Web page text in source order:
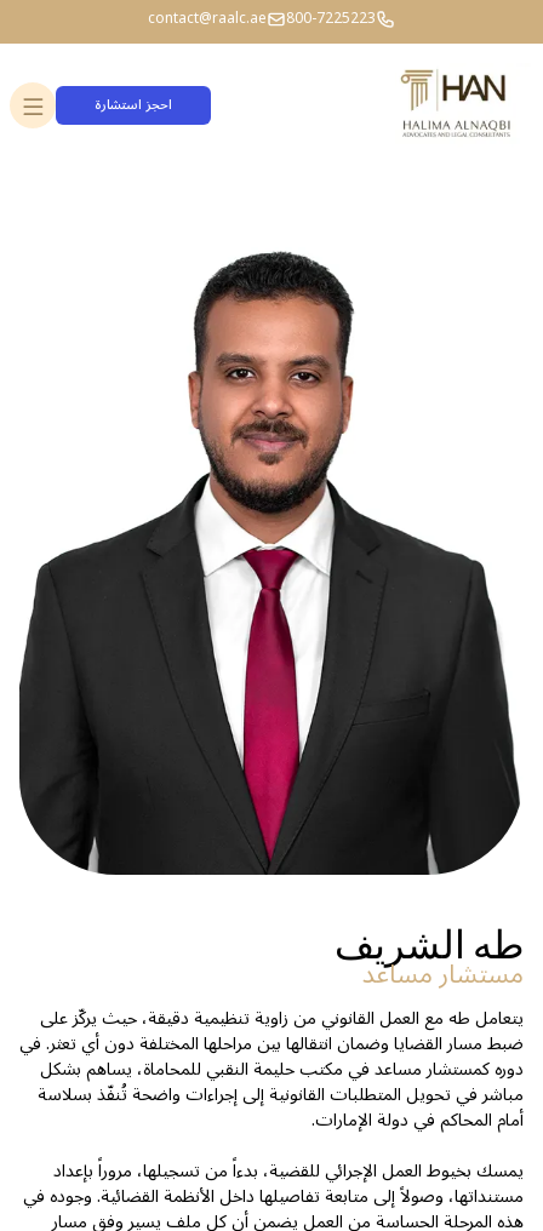
800-7225223
contact@raalc.ae
احجز استشارة
طه الشريف
مستشار مساعد
يتعامل طه مع العمل القانوني من زاوية تنظيمية دقيقة، حيث يركّز على
ضبط مسار القضايا وضمان انتقالها بين مراحلها المختلفة دون أي تعثر. في
دوره كمستشار مساعد في مكتب حليمة النقبي للمحاماة، يساهم بشكل
مباشر في تحويل المتطلبات القانونية إلى إجراءات واضحة تُنفّذ بسلاسة
أمام المحاكم في دولة الإمارات.
يمسك بخيوط العمل الإجرائي للقضية، بدءاً من تسجيلها، مروراً بإعداد
مستنداتها، وصولاً إلى متابعة تفاصيلها داخل الأنظمة القضائية. وجوده في
هذه المرحلة الحساسة من العمل يضمن أن كل ملف يسير وفق مسار